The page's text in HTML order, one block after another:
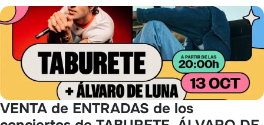
VENTA de ENTRADAS de los